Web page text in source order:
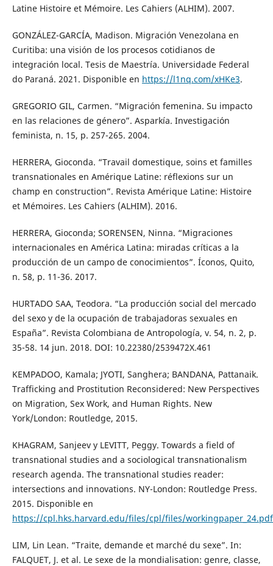
Latine Histoire et Mémoire. Les Cahiers (ALHIM). 2007.
GONZÁLEZ-GARCÍA, Madison. Migración Venezolana en
Curitiba: una visión de los procesos cotidianos de
integración local. Tesis de Maestría. Universidade Federal
do Paraná. 2021. Disponible en https://l1nq.com/xHKe3.
GREGORIO GIL, Carmen. “Migración femenina. Su impacto
en las relaciones de género”. Asparkía. Investigación
feminista, n. 15, p. 257-265. 2004.
HERRERA, Gioconda. “Travail domestique, soins et familles
transnationales en Amérique Latine: réflexions sur un
champ en construction”. Revista Amérique Latine: Histoire
et Mémoires. Les Cahiers (ALHIM). 2016.
HERRERA, Gioconda; SORENSEN, Ninna. “Migraciones
internacionales en América Latina: miradas críticas a la
producción de un campo de conocimientos”. Íconos, Quito,
n. 58, p. 11-36. 2017.
HURTADO SAA, Teodora. “La producción social del mercado
del sexo y de la ocupación de trabajadoras sexuales en
España”. Revista Colombiana de Antropología, v. 54, n. 2, p.
35-58. 14 jun. 2018. DOI: 10.22380/2539472X.461
KEMPADOO, Kamala; JYOTI, Sanghera; BANDANA, Pattanaik.
Trafficking and Prostitution Reconsidered: New Perspectives
on Migration, Sex Work, and Human Rights. New
York/London: Routledge, 2015.
KHAGRAM, Sanjeev y LEVITT, Peggy. Towards a field of
transnational studies and a sociological transnationalism
research agenda. The transnational studies reader:
intersections and innovations. NY-London: Routledge Press.
2015. Disponible en
https://cpl.hks.harvard.edu/files/cpl/files/workingpaper_24.pdf
LIM, Lin Lean. “Traite, demande et marché du sexe”. In:
FALQUET, J. et al. Le sexe de la mondialisation: genre, classe,